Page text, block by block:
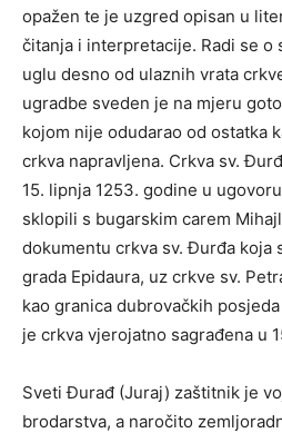
opažen te je uzgred opisan u
čitanja i interpretacije. Radi se o
uglu desno od ulaznih vrata
ugradbe sveden je na mjeru
kojom nije odudarao od ostatka
crkva napravljena. Crkva sv.
15. lipnja 1253. godine u
sklopili s bugarskim carem
dokumentu crkva sv. Đurđa koja
grada Epidaura, uz crkve sv.
kao granica dubrovačkih
je crkva vjerojatno sagrađena u
Sveti Đurađ (Juraj) zaštitnik je
brodarstva, a naročito